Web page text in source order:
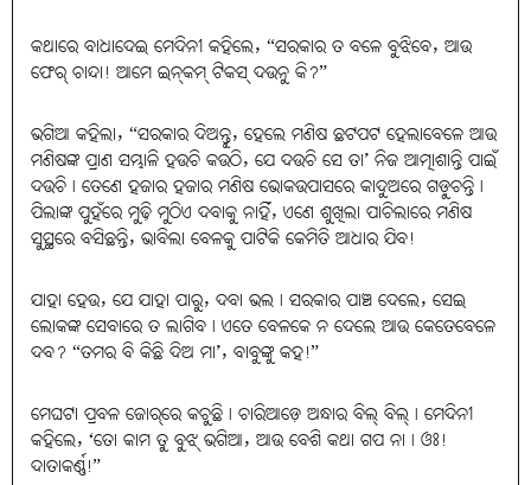
କଥାରେ ବାଧାଦେଇ ମେଦିନୀ କହିଲେ, “ସରକାର ତ ବଳେ ବୁଝିବେ, ଆଉ
ଫେର୍‌ ଚାନ୍ଦା! ଆମେ ଇନ୍‌କମ୍‌ ଟିକସ୍‌ ଦଉନୁ କି?”
ଭଗିଆ କହିଲା, “ସରକାର ଦିଅନ୍ତୁ, ହେଲେ ମଣିଷ ଛଟପଟ ହେଲାବେଳେ ଆଉ
ମଣିଷଙ୍କ ପ୍ରାଣ ସମ୍ଭାଳି ହଉଚି କଉଠି, ଯେ ଦଉଚି ସେ ତା’ ନିଜ ଆତ୍ମାଶାନ୍ତି ପାଇଁ
ଦଉଚି। ତେଣେ ହଜାର ହଜାର ମଣିଷ ଭୋକଉପାସରେ କାଦୁଅରେ ଗଡ଼ୁଚନ୍ତି।
ପିଲାଙ୍କ ପୁହଁରେ ମୁଢ଼ି ମୁଠିଏ ଦବାକୁ ନାହିଁ, ଏଣେ ଶୁଖିଲା ପାଚିଲାରେ ମଣିଷ
ସୁସ୍ଥରେ ବସିଛନ୍ତି, ଭାବିଲା ବେଳକୁ ପାଟିକି କେମିତି ଆଧାର ଯିବ!
ଯାହା ହେଉ, ଯେ ଯାହା ପାରୁ, ଦବା ଭଲ। ସରକାର ପାଞ୍ଚ ଦେଲେ, ସେଇ
ଲୋକଙ୍କ ସେବାରେ ତ ଲାଗିବ। ଏତେ ବେଳକେ ନ ଦେଲେ ଆଉ କେତେବେଳେ
ଦବ? “ତମର ବି କିଛି ଦିଅ ମା’, ବାବୁଙ୍କୁ କହ!”
ମେଘଟା ପ୍ରବଳ ଜୋର୍‌ରେ କଚୁଛି। ଚାରିଆଡ଼େ ଅନ୍ଧାର ବିଲ୍‌ ବିଲ୍‌। ମେଦିନୀ
କହିଲେ, ‘ତୋ କାମ ତୁ ବୁଝ୍‌ ଭଗିଆ, ଆଉ ବେଶି କଥା ଗପ ନା। ଓଃ!
ଦାତାକର୍ଣ୍ଣ!”